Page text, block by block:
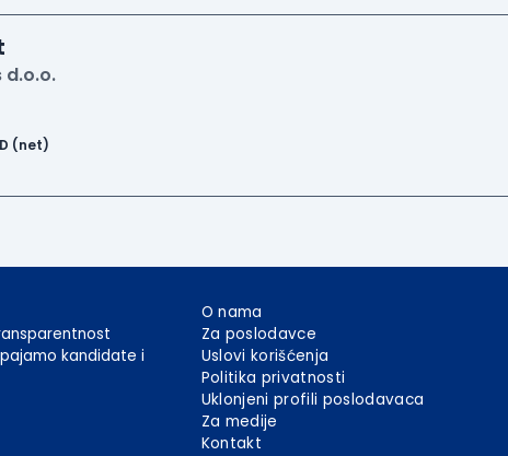
d.o.o.
(net)
kandidate i
O nama
Za poslodavce
Uslovi korišćenja
Politika privatnosti
Uklonjeni profili poslodavaca
Za medije
Kontakt